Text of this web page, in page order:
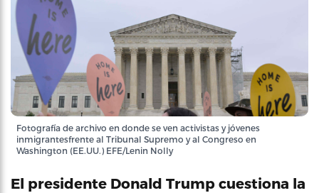
Fotografía de archivo en donde se ven activistas y jóvenes
inmigrantesfrente al Tribunal Supremo y al Congreso en
Washington (EE.UU.) EFE/Lenin Nolly
El presidente Donald Trump cuestiona la